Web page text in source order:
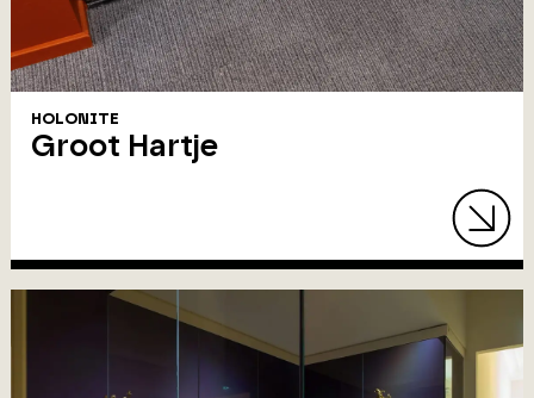
HOLONITE
Groot Hartje